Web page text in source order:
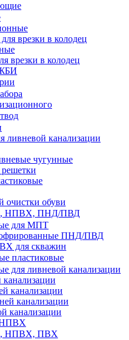
врезки в колодец
врезки в колодец
ливневой канализации
чугунные
очистки обуви
НПВХ, ПНД/ПВД
для МПТ
ПНД/ПВД
для скважин
пластиковые
для ливневой канализации
канализации
канализации
канализации
НПВХ
НПВХ, ПВХ